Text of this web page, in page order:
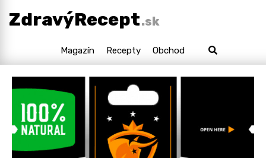
ZdravýRecept.sk
Magazín Recepty Obchod